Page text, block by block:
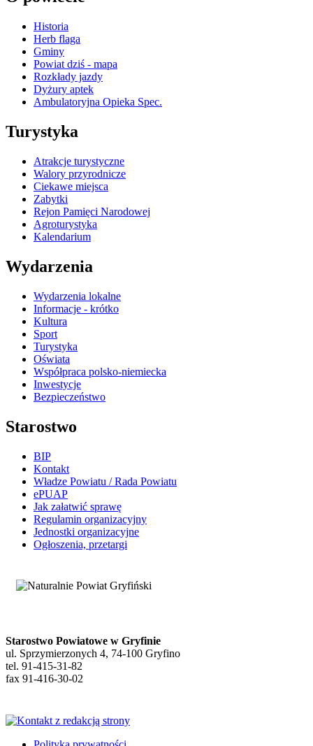
Historia
Herb flaga
Gminy
Powiat dziś - mapa
Rozkłady jazdy
Dyżury aptek
Ambulatoryjna Opieka Spec.
Turystyka
Atrakcje turystyczne
Walory przyrodnicze
Ciekawe miejsca
Zabytki
Rejon Pamięci Narodowej
Agroturystyka
Kalendarium
Wydarzenia
Wydarzenia lokalne
Informacje - krótko
Kultura
Sport
Turystyka
Oświata
Współpraca polsko-niemiecka
Inwestycje
Bezpieczeństwo
Starostwo
BIP
Kontakt
Władze Powiatu / Rada Powiatu
ePUAP
Jak załatwić sprawę
Regulamin organizacyjny
Jednostki organizacyjne
Ogłoszenia, przetargi
Starostwo Powiatowe w Gryfinie
ul. Sprzymierzonych 4, 74-100 Gryfino
tel. 91-415-31-82
fax 91-416-30-02